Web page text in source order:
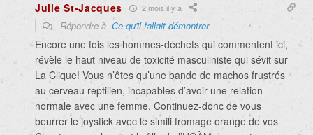
Julie St-Jacques 2 mois il y a
Répondre à Ce qu'il fallait démontrer
Encore une fois les hommes-déchets qui commentent ici,
révèle le haut niveau de toxicité masculiniste qui sévit sur
La Clique! Vous n’êtes qu’une bande de machos frustrés
au cerveau reptilien, incapables d’avoir une relation
normale avec une femme. Continuez-donc de vous
beurrer le joystick avec le simili fromage orange de vos